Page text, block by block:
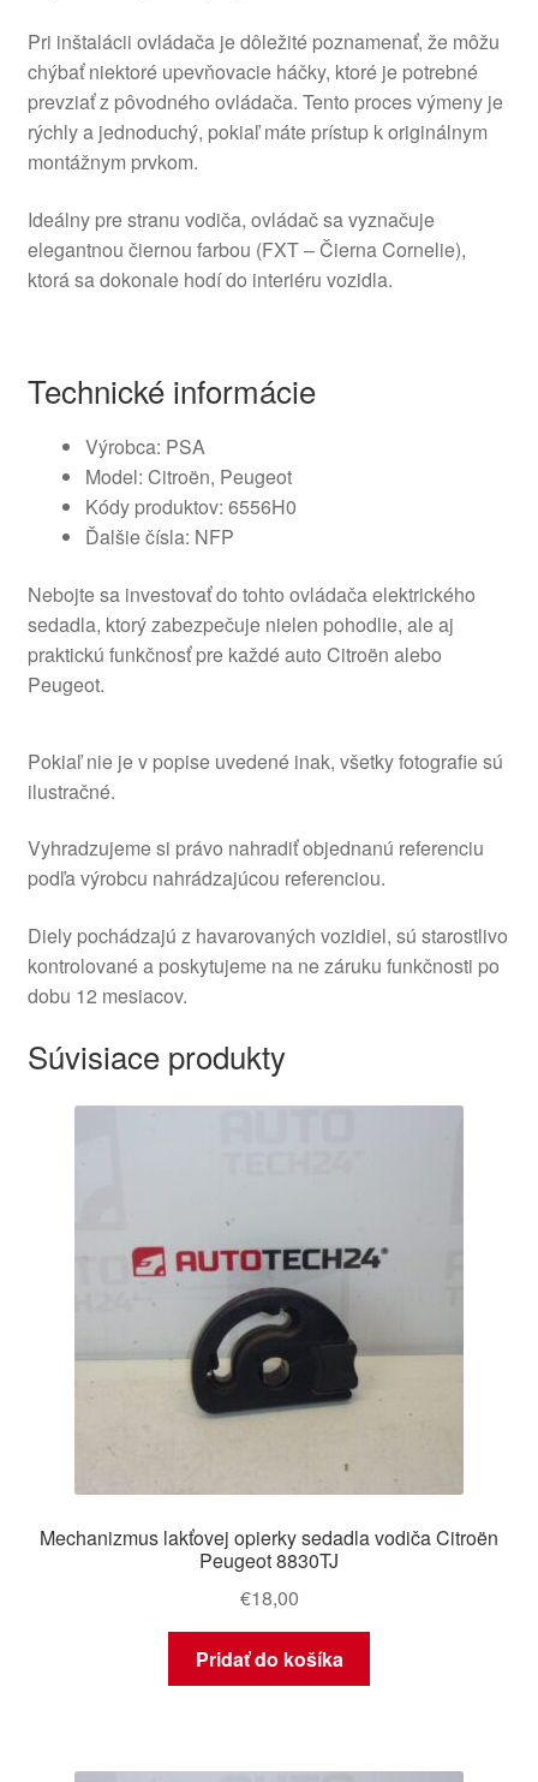
Pri inštalácii ovládača je dôležité poznamenať, že môžu
chýbať niektoré upevňovacie háčky, ktoré je potrebné
prevziať z pôvodného ovládača. Tento proces výmeny je
rýchly a jednoduchý, pokiaľ máte prístup k originálnym
montážnym prvkom.
Ideálny pre stranu vodiča, ovládač sa vyznačuje
elegantnou čiernou farbou (FXT – Čierna Cornelie),
ktorá sa dokonale hodí do interiéru vozidla.
Technické informácie
Výrobca: PSA
Model: Citroën, Peugeot
Kódy produktov: 6556H0
Ďalšie čísla: NFP
Nebojte sa investovať do tohto ovládača elektrického
sedadla, ktorý zabezpečuje nielen pohodlie, ale aj
praktickú funkčnosť pre každé auto Citroën alebo
Peugeot.
Pokiaľ nie je v popise uvedené inak, všetky fotografie sú
ilustračné.
Vyhradzujeme si právo nahradiť objednanú referenciu
podľa výrobcu nahrádzajúcou referenciou.
Diely pochádzajú z havarovaných vozidiel, sú starostlivo
kontrolované a poskytujeme na ne záruku funkčnosti po
dobu 12 mesiacov.
Súvisiace produkty
Mechanizmus lakťovej opierky sedadla vodiča Citroën
Peugeot 8830TJ
€18,00
Pridať do košíka